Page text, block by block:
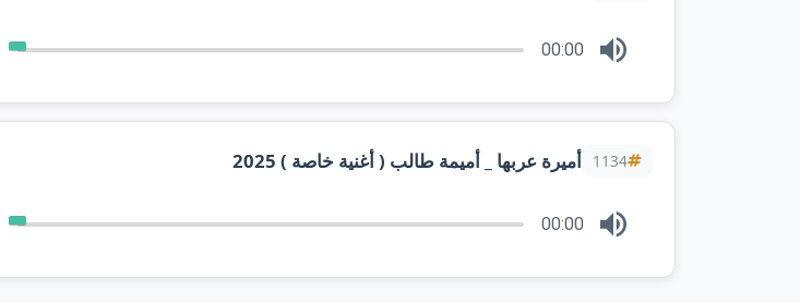
00:00
1134 أميرة عربها _ أميمة طالب ( أغنية خاصة ) 2025
00:00